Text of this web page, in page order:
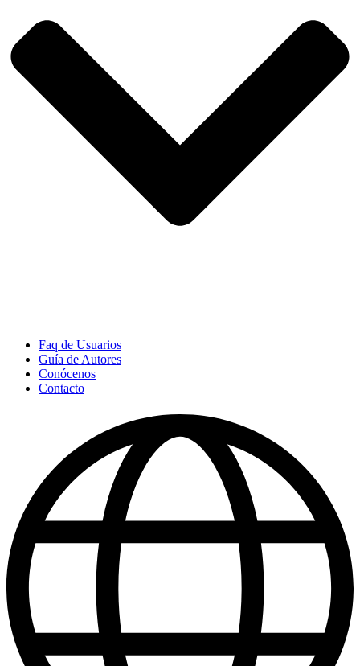
Faq de Usuarios
Guía de Autores
Conócenos
Contacto